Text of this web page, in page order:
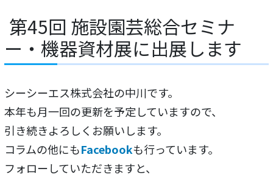
第45回 施設園芸総合セミナ
ー・機器資材展に出展します
シーシーエス株式会社の中川です。
本年も月一回の更新を予定していますので、
引き続きよろしくお願いします。
コラムの他にもFacebookも行っています。
フォローしていただきますと、